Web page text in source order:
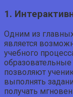
1.
Одним из
является
учебного
позволяют
выполнять
получать